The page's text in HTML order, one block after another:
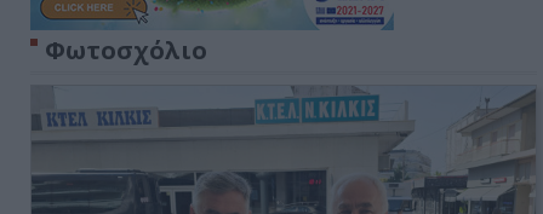
Φωτοσχόλιο